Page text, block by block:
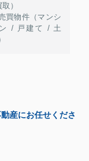
）
買物件（マンシ
/ 戸建て / 土
産にお任せくださ